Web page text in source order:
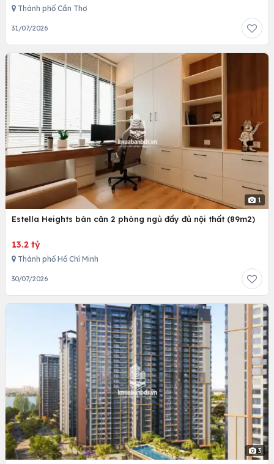
Thành phố Cần Thơ
31/07/2026
1
Estella Heights bán căn 2 phòng ngủ đầy đủ nội thất (89m2)
13.2 tỷ
Thành phố Hồ Chí Minh
30/07/2026
3